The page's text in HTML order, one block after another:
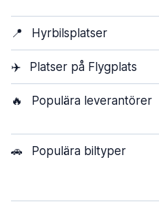
📍 Hyrbilsplatser
✈️ Platser på Flygplats
🔥 Populära leverantörer
🚗 Populära biltyper